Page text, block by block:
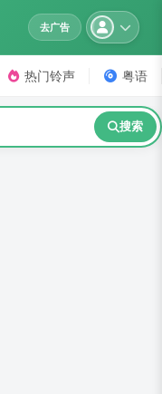
去广告
热门铃声 粤语
搜索